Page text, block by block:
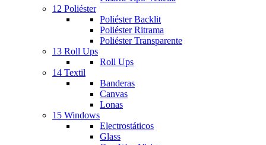
12 Poliéster
Poliéster Backlit
Poliéster Ritrama
Poliéster Transparente
13 Roll Ups
Roll Ups
14 Textil
Banderas
Canvas
Lonas
15 Windows
Electrostáticos
Glass